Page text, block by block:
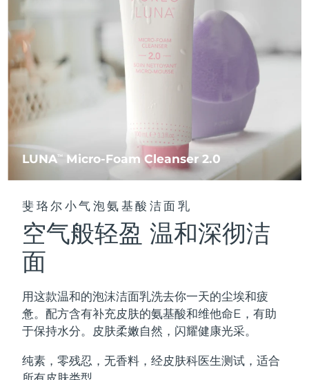
LUNATM Micro-Foam Cleanser 2.0
斐珞尔小气泡氨基酸洁面乳
空气般轻盈 温和深彻洁
面
用这款温和的泡沫洁面乳洗去你一天的尘埃和疲
惫。配方含有补充皮肤的氨基酸和维他命E，有助
于保持水分。皮肤柔嫩自然，闪耀健康光采。
纯素，零残忍，无香料，经皮肤科医生测试，适合
LUNA™ 4 mini
For young skin, T-zone
LUNA™ 4 go
LUNA™ 护肤
Premium cleansers & balm
LUNA™ 设备
All facial cleansing devices
面部提拉护理
Premium anti-aging skincare
BEAR™ 设备
UFO™ 3 mini
Red light therapy device for young skin
Portable red light therapy
面膜
UFO™ 设备
issa™ 4 smile
Hybrid silicone sonic toothbrush
For ages 0-3
issa™ Teeth Whitening Set
ISSA™ 设备
FAQ™ 101
Clinical anti-aging
FAQ™ 102
FAQ™ 103
Luxurious clinical anti-aging set
FAQ™ P1 Primer
Manuka honey primer
FAQ™护肤品
All FAQ™ skincare
FAQ™产品
FAQ™ 201
FAQ™ 202
FAQ™ 211
Anti-aging neck & décolleté LED mask
FAQ™ 221
Anti-aging LED hand mask
FAQ™护肤品
All FAQ™ skincare
FAQ™产品
生发
LED hair strengthening scalp massager
FAQ™ Scalp Serum
FAQ™护肤品
FAQ™产品
All hair treatments
肌肤年轻化
Full-Spectrum Red Light Therapy
FAQ™ 502
FAQ™ Red Light Serum
FAQ™ skincare
All FAQ™ skincare
保健品
NEW
专业治疗
PEACH™ 2 Pro Max
Professional IPL hair removal device
BEAR™ 2 body
Microcurrent body toning
痘肌护理 眼部护理
中国 预计送达日期
哥伦比亚 8/16/26
克罗地亚 8/12/26
塞浦路斯 预计送达日期
捷克 8/12/26
丹麦 预计送达日期8/12/26
爱沙尼亚
芬兰 预计送达日期 8/12/26
法属波利尼西亚 预计送达日期 8/16/26
直布罗陀